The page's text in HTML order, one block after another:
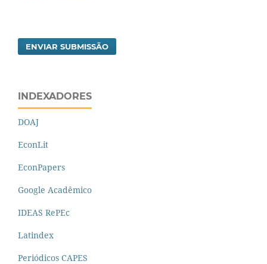
ENVIAR SUBMISSÃO
INDEXADORES
DOAJ
EconLit
EconPapers
Google Acadêmico
IDEAS RePEc
Latindex
Periódicos CAPES